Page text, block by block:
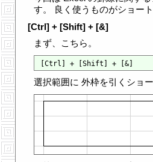
す。 良く使うものがショー
[Ctrl] + [Shift] + [&]
まず、こちら。
選択範囲に 外枠を引くショ